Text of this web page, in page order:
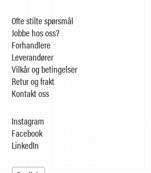
Ofte stilte spørsmål
Jobbe hos oss?
Forhandlere
Leverandører
Vilkår og betingelser
Retur og frakt
Kontakt oss
Instagram
Facebook
LinkedIn